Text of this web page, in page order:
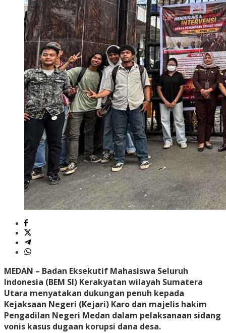
MEDAN – Badan Eksekutif Mahasiswa Seluruh
Indonesia (BEM SI) Kerakyatan wilayah Sumatera
Utara menyatakan dukungan penuh kepada
Kejaksaan Negeri (Kejari) Karo dan majelis hakim
Pengadilan Negeri Medan dalam pelaksanaan sidang
vonis kasus dugaan korupsi dana desa.